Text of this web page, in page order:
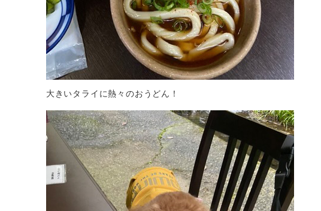
大きいタライに熱々のおうどん！